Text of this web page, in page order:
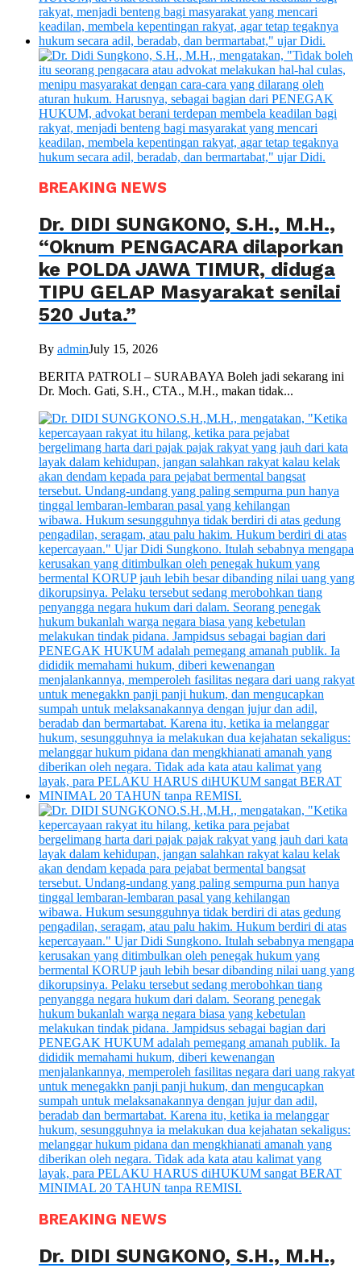
BREAKING NEWS
Dr. DIDI SUNGKONO, S.H., M.H.,
“Oknum PENGACARA dilaporkan
ke POLDA JAWA TIMUR, diduga
TIPU GELAP Masyarakat senilai
520 Juta.”
By adminJuly 15, 2026
BERITA PATROLI – SURABAYA Boleh jadi sekarang ini
Dr. Moch. Gati, S.H., CTA., M.H., makan tidak...
BREAKING NEWS
Dr. DIDI SUNGKONO, S.H., M.H.,